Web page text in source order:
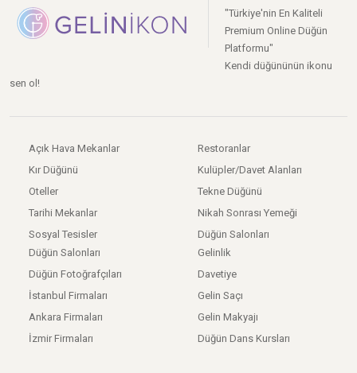
"Türkiye'nin En Kaliteli
Premium Online Düğün
Platformu"
Kendi düğününün ikonu
sen ol!
Açık Hava Mekanlar
Kır Düğünü
Oteller
Tarihi Mekanlar
Sosyal Tesisler
Restoranlar
Kulüpler/Davet Alanları
Tekne Düğünü
Nikah Sonrası Yemeği
Düğün Salonları
Düğün Salonları
Düğün Fotoğrafçıları
İstanbul Firmaları
Ankara Firmaları
İzmir Firmaları
Gelinlik
Davetiye
Gelin Saçı
Gelin Makyajı
Düğün Dans Kursları